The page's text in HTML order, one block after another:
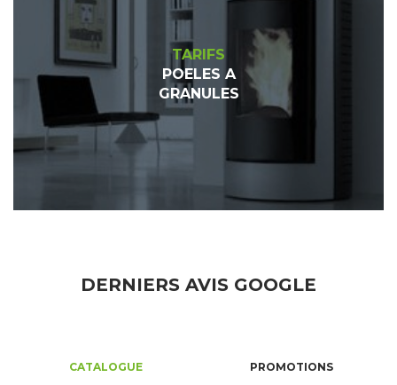
TARIFS
POELES A
GRANULES
DERNIERS AVIS GOOGLE
CATALOGUE PROMOTIONS